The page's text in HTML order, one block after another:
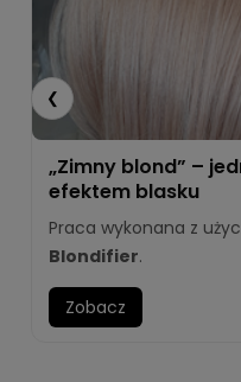
❮
„Zimny blond” –
efektem blasku
Praca wykonana z
Blondifier.
Zobacz